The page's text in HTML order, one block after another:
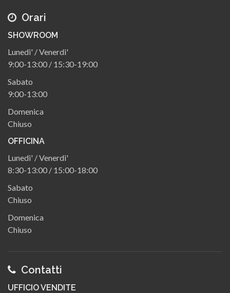
Orari
SHOWROOM
Lunedi' / Venerdi'
9:00-13:00 / 15:30-19:00
Sabato
9:00-13:00
Domenica
Chiuso
OFFICINA
Lunedi' / Venerdi'
8:30-13:00 / 15:00-18:00
Sabato
Chiuso
Domenica
Chiuso
Contatti
UFFICIO VENDITE